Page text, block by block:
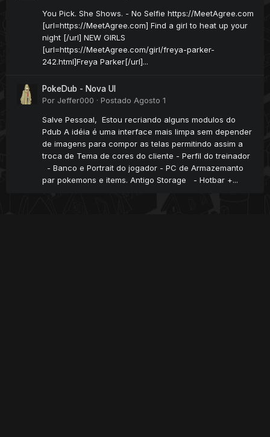
You Pick. She Shows. - No Selfie https://MeetAgree.com
[url=https://MeetAgree.com] Find a girl to heat up your
night [/url] NEW GIRLS
[url=https://MeetAgree.com/girl/freya-parker-
242.html]Freya Parker[/url]...
PokeDub - Nova UI
Por Jeffer000 · Postado Agosto 1
Salve Pessoal, Estou recriando alguns modulos do
Pdub A idéia é uma interface mais limpa sem depender
de imagens para compor as telas permitindo assim a
troca de Tema de cores do cliente - Perfil do treinador
- Banco e Portrait do jogador - PC de Armazemanto
par pokemons e items. Antigo Storage - Hotbar +...